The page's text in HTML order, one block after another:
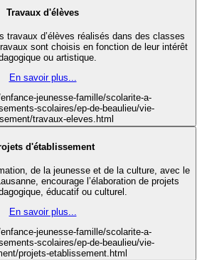
Travaux d'élèves
travaux d’élèves réalisés dans des classes
sont choisis en fonction de leur intérêt
ou artistique.
En savoir plus...
jeunesse-famille/scolarite-a-
scolaires/ep-de-beaulieu/vie-
travaux-eleves.html
d'établissement
de la jeunesse et de la culture, avec le
encourage l’élaboration de projets
éducatif ou culturel.
En savoir plus...
jeunesse-famille/scolarite-a-
scolaires/ep-de-beaulieu/vie-
projets-etablissement.html